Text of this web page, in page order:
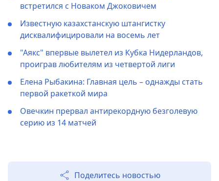
встретился с Новаком Джоковичем
Известную казахстанскую штангистку
дисквалифицировали на восемь лет
"Аякс" впервые вылетел из Кубка Нидерландов,
проиграв любителям из четвертой лиги
Елена Рыбакина: Главная цель – однажды стать
первой ракеткой мира
Овечкин прервал антирекордную безголевую
серию из 14 матчей
Поделитесь новостью